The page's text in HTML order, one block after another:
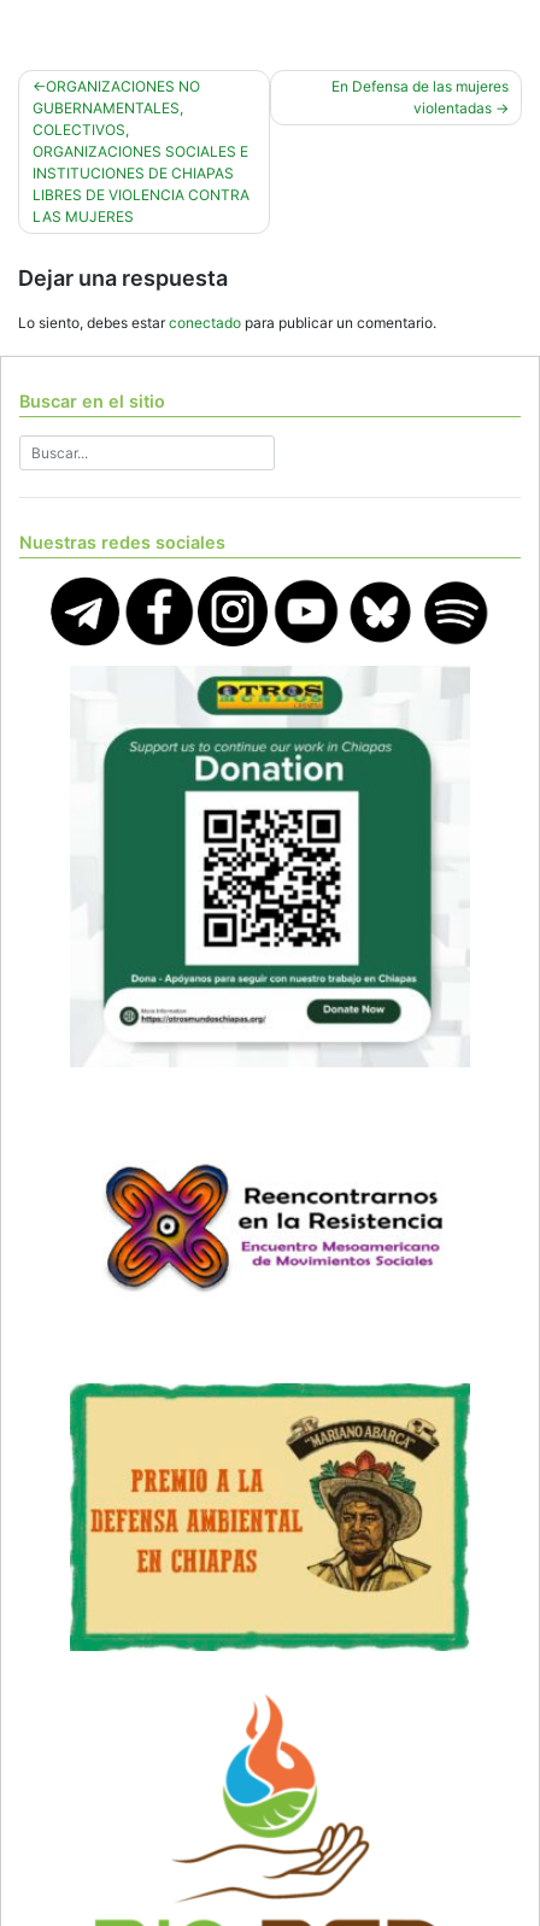
Navegación
de
entradas
ORGANIZACIONES NO
GUBERNAMENTALES,
COLECTIVOS,
ORGANIZACIONES SOCIALES E
INSTITUCIONES DE CHIAPAS
LIBRES DE VIOLENCIA CONTRA
LAS MUJERES
En Defensa de las mujeres
violentadas
Dejar una respuesta
Lo siento, debes estarconectado para publicar un comentario.
Buscar en el sitio
Nuestras redes sociales